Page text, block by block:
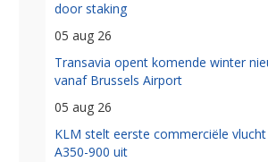
door staking
05 aug 26
Transavia opent komende winter
vanaf Brussels Airport
05 aug 26
KLM stelt eerste commerciële
A350-900 uit